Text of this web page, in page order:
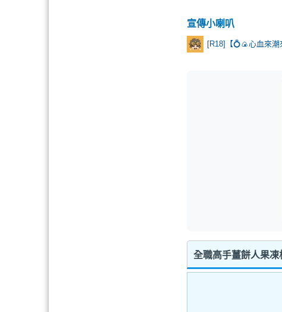
宣傳小喇叭
全職高手薑餅人果